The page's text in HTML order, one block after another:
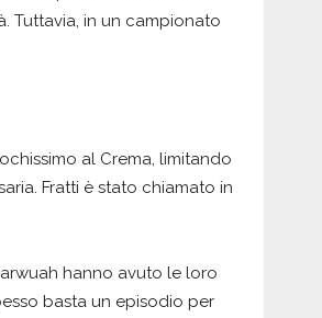
Tuttavia, in un campionato
al Crema, limitando
Fratti è stato chiamato in
hanno avuto le loro
basta un episodio per